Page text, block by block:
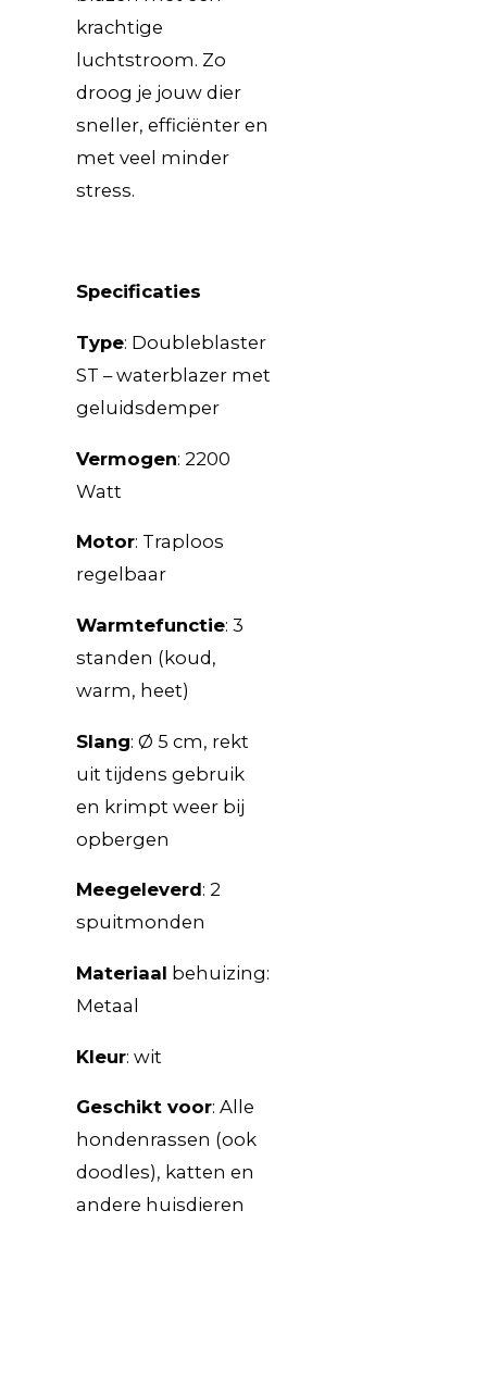
krachtige
luchtstroom. Zo
droog je jouw dier
sneller, efficiënter en
met veel minder
stress.
Specificaties
Type: Doubleblaster
ST – waterblazer met
geluidsdemper
Vermogen: 2200
Watt
Motor: Traploos
regelbaar
Warmtefunctie: 3
standen (koud,
warm, heet)
Slang: Ø 5 cm, rekt
uit tijdens gebruik
en krimpt weer bij
opbergen
Meegeleverd: 2
spuitmonden
Materiaal behuizing:
Metaal
Kleur: wit
Geschikt voor: Alle
hondenrassen (ook
doodles), katten en
andere huisdieren